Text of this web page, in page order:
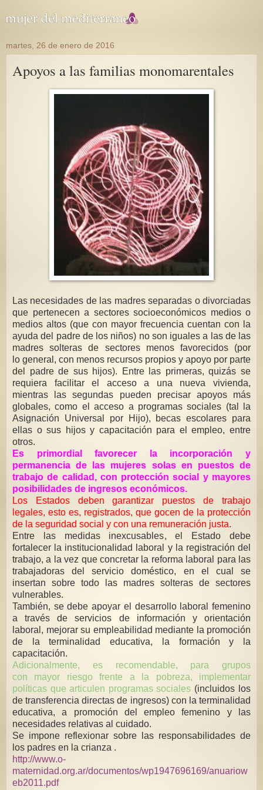
martes, 26 de enero de 2016
Apoyos a las familias monomarentales
Las necesidades de las madres separadas o divorciadas
que pertenecen a sectores socioeconómicos medios o
medios altos (que con mayor frecuencia cuentan con la
ayuda del padre de los niños) no son iguales a las de las
madres solteras de sectores menos favorecidos (por
lo general, con menos recursos propios y apoyo por parte
del padre de sus hijos). Entre las primeras, quizás se
requiera facilitar el acceso a una nueva vivienda,
mientras las segundas pueden precisar apoyos más
globales, como el acceso a programas sociales (tal la
Asignación Universal por Hijo), becas escolares para
ellas o sus hijos y capacitación para el empleo, entre
otros.
Es primordial favorecer la incorporación y
permanencia de las mujeres solas en puestos de
trabajo de calidad, con protección social y mayores
posibilidades de ingresos económicos.
Los Estados deben garantizar puestos de trabajo
legales, esto es, registrados, que gocen de la protección
de la seguridad social y con una remuneración justa.
Entre las medidas inexcusables, el Estado debe
fortalecer la institucionalidad laboral y la registración del
trabajo, a la vez que concretar la reforma laboral para las
trabajadoras del servicio doméstico, en el cual se
insertan sobre todo las madres solteras de sectores
vulnerables.
También, se debe apoyar el desarrollo laboral femenino
a través de servicios de información y orientación
laboral, mejorar su empleabilidad mediante la promoción
de la terminalidad educativa, la formación y la
capacitación.
Adicionalmente, es recomendable, para grupos
con mayor riesgo frente a la pobreza, implementar
políticas que articulen programas sociales (incluidos los
de transferencia directas de ingresos) con la terminalidad
educativa, a promoción del empleo femenino y las
necesidades relativas al cuidado.
Se impone reflexionar sobre las responsabilidades de
los padres en la crianza .
http://www.o-
maternidad.org.ar/documentos/wp1947696169/anuariow
eb2011.pdf